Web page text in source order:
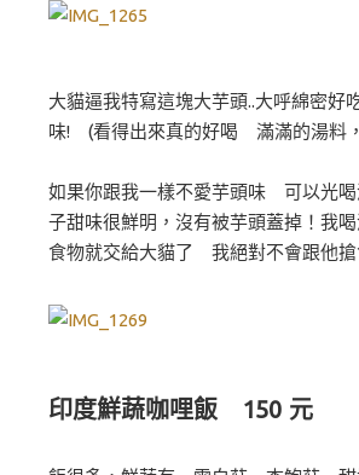
大貓逼我特寫這塊大芋頭..大呼綿密好
味! (看得出來真的好喝 滿滿的湯料，
如果你跟我一樣不愛芋頭味 可以光喝
子甜味很鮮明，沒有被芋頭蓋掉！我
食物就交給大貓了 我絕對不會跟他搶
印度鮮蔬咖哩飯 150 元